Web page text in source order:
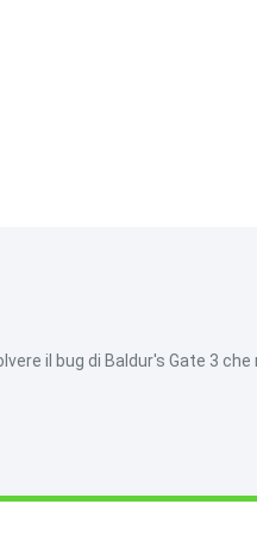
il bug di Baldur's Gate 3